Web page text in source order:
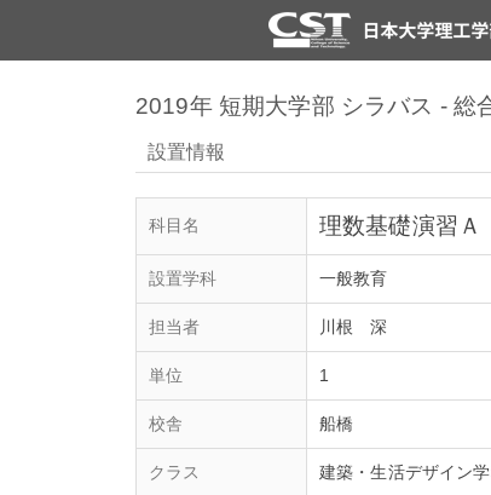
2019年 短期大学部 シラバス - 総
設置情報
科目名 理数基礎演習Ａ
設置学科 一般教育
担当者 川根 深
単位 1
校舎 船橋
クラス 建築・生活デザイン